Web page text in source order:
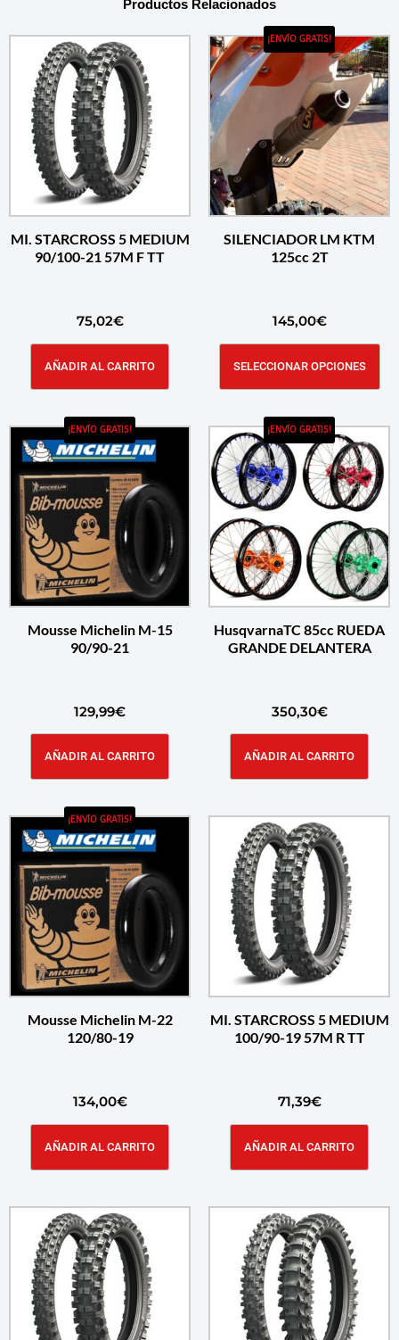
Productos Relacionados
MI. STARCROSS 5 MEDIUM
90/100-21 57M F TT
75,02€
AÑADIR AL CARRITO
¡ENVÍO GRATIS!
SILENCIADOR LM KTM
125cc 2T
145,00€
SELECCIONAR OPCIONES
¡ENVÍO GRATIS!
Mousse Michelin M-15
90/90-21
129,99€
AÑADIR AL CARRITO
¡ENVÍO GRATIS!
HusqvarnaTC 85cc RUEDA
GRANDE DELANTERA
350,30€
AÑADIR AL CARRITO
¡ENVÍO GRATIS!
Mousse Michelin M-22
120/80-19
134,00€
AÑADIR AL CARRITO
MI. STARCROSS 5 MEDIUM
100/90-19 57M R TT
71,39€
AÑADIR AL CARRITO